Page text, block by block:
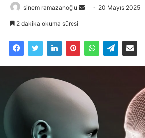
sinem ramazanoğlu
Bir
göndermek
20 Mayıs 2025
2 dakika okuma süresi